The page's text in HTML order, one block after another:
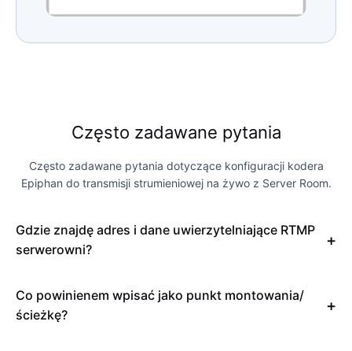
Często zadawane pytania
Często zadawane pytania dotyczące konfiguracji kodera
Epiphan do transmisji strumieniowej na żywo z Server Room.
Gdzie znajdę adres i dane uwierzytelniające RTMP
serwerowni?
Co powinienem wpisać jako punkt montowania/
ścieżkę?